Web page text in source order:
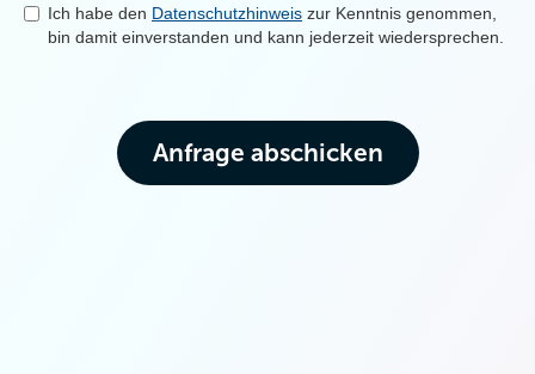
Ich habe den Datenschutzhinweis zur Kenntnis genommen,
bin damit einverstanden und kann jederzeit wiedersprechen.